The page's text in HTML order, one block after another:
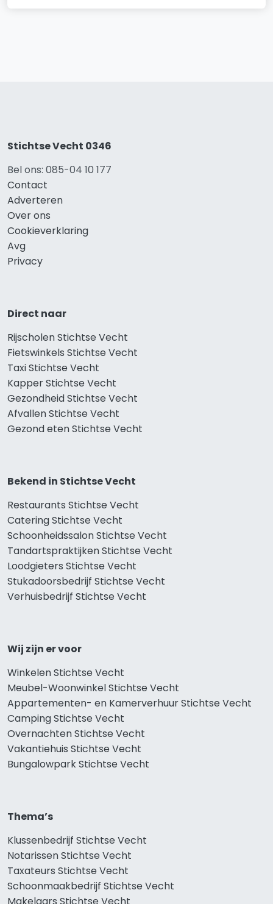
Stichtse Vecht 0346
Bel ons: 085-04 10 177
Contact
Adverteren
Over ons
Cookieverklaring
Avg
Privacy
Direct naar
Rijscholen Stichtse Vecht
Fietswinkels Stichtse Vecht
Taxi Stichtse Vecht
Kapper Stichtse Vecht
Gezondheid Stichtse Vecht
Afvallen Stichtse Vecht
Gezond eten Stichtse Vecht
Bekend in Stichtse Vecht
Restaurants Stichtse Vecht
Catering Stichtse Vecht
Schoonheidssalon Stichtse Vecht
Tandartspraktijken Stichtse Vecht
Loodgieters Stichtse Vecht
Stukadoorsbedrijf Stichtse Vecht
Verhuisbedrijf Stichtse Vecht
Wij zijn er voor
Winkelen Stichtse Vecht
Meubel-Woonwinkel Stichtse Vecht
Appartementen- en Kamerverhuur Stichtse Vecht
Camping Stichtse Vecht
Overnachten Stichtse Vecht
Vakantiehuis Stichtse Vecht
Bungalowpark Stichtse Vecht
Thema’s
Klussenbedrijf Stichtse Vecht
Notarissen Stichtse Vecht
Taxateurs Stichtse Vecht
Schoonmaakbedrijf Stichtse Vecht
Makelaars Stichtse Vecht